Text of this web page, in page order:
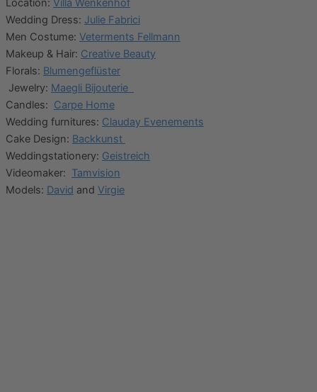
Wedding Dress: Julie Fabrici
Men Costume: Veterments Fellmann
Makeup & Hair: Creative Beauty
Florals: Blumengeflüster
Jewelry: Maegli Bijouterie
Candles: Carpe Home
Wedding furnitures: Clauday Evenements
Cake Design: Backkunst
Weddingstationery: Geistreich
Videomaker: Tamvision
Models: David and Virgie